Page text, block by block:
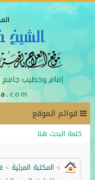
قوائم الموقع
> المكتبة المرئية >